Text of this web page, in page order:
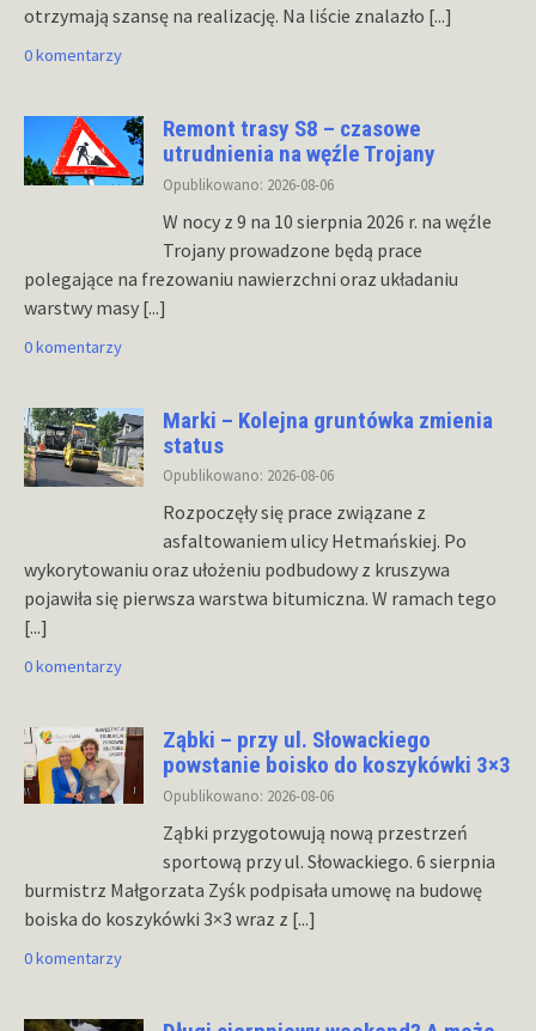
otrzymają szansę na realizację. Na liście znalazło [...]
0 komentarzy
Remont trasy S8 – czasowe
utrudnienia na węźle Trojany
Opublikowano: 2026-08-06
W nocy z 9 na 10 sierpnia 2026 r. na węźle
Trojany prowadzone będą prace
polegające na frezowaniu nawierzchni oraz układaniu
warstwy masy [...]
0 komentarzy
Marki – Kolejna gruntówka zmienia
status
Opublikowano: 2026-08-06
Rozpoczęły się prace związane z
asfaltowaniem ulicy Hetmańskiej. Po
wykorytowaniu oraz ułożeniu podbudowy z kruszywa
pojawiła się pierwsza warstwa bitumiczna. W ramach tego
[...]
0 komentarzy
Ząbki – przy ul. Słowackiego
powstanie boisko do koszykówki 3×3
Opublikowano: 2026-08-06
Ząbki przygotowują nową przestrzeń
sportową przy ul. Słowackiego. 6 sierpnia
burmistrz Małgorzata Zyśk podpisała umowę na budowę
boiska do koszykówki 3×3 wraz z [...]
0 komentarzy